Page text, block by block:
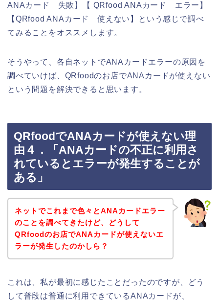
ANAカード 失敗】【 QRfood ANAカード エラー】
【QRfood ANAカード 使えない】という感じで調べ
てみることをオススメします。
そうやって、各自ネットでANAカードエラーの原因を
調べていけば、QRfoodのお店でANAカードが使えない
という問題を解決できると思います。
QRfoodでANAカードが使えない理
由４．「ANAカードの不正に利用さ
れているとエラーが発生することが
ある」
ネットでこれまで色々とANAカードエラー
のことを調べてきたけど、どうして
QRfoodのお店でANAカードが使えないエ
ラーが発生したのかしら？
これは、私が最初に感じたことだったのですが、どう
して普段は普通に利用できているANAカードが、